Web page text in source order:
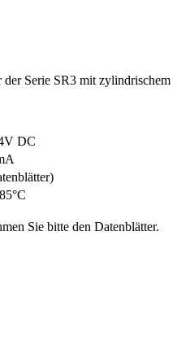
Serie SR3 mit zylindrischem
DC
Sie bitte den Datenblätter.